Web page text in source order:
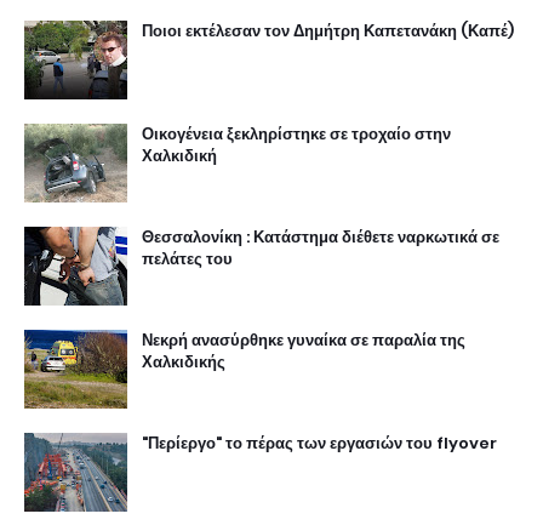
Ποιοι εκτέλεσαν τον Δημήτρη Καπετανάκη (Καπέ)
Οικογένεια ξεκληρίστηκε σε τροχαίο στην
Χαλκιδική
Θεσσαλονίκη : Κατάστημα διέθετε ναρκωτικά σε
πελάτες του
Νεκρή ανασύρθηκε γυναίκα σε παραλία της
Χαλκιδικής
"Περίεργο" το πέρας των εργασιών του flyover